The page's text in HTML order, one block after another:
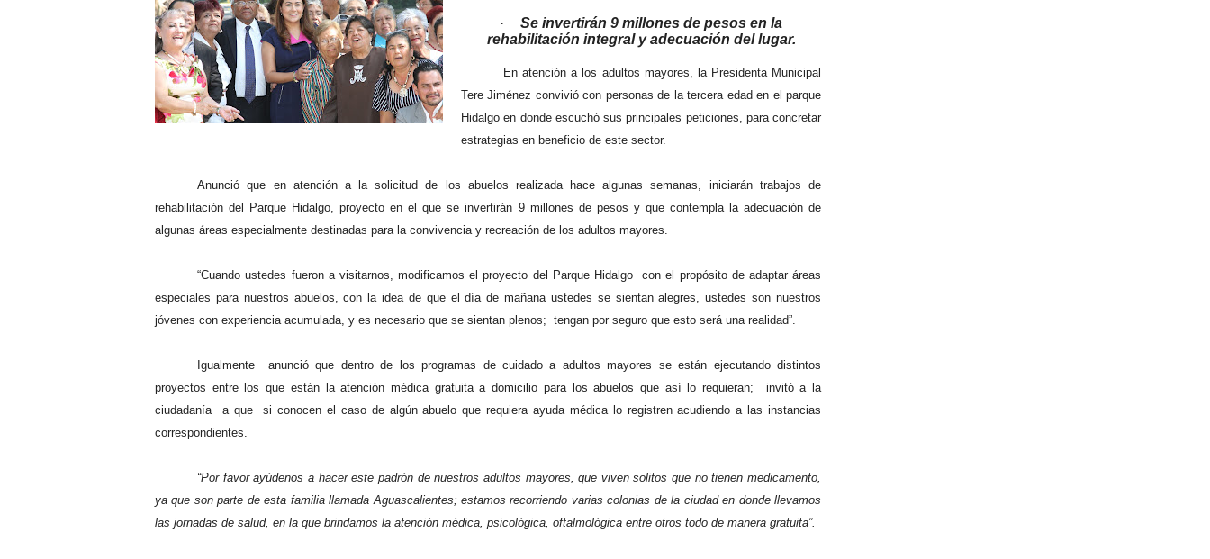
·
Se invertirán 9 millones de pesos en la
rehabilitación integral y adecuación del lugar.
En atención a los adultos mayores, la Presidenta Municipal
Tere Jiménez convivió con personas de la tercera edad en el parque
Hidalgo en donde escuchó sus principales peticiones, para concretar
estrategias en beneficio de este sector.
Anunció que en atención a la solicitud de los abuelos realizada hace algunas semanas, iniciarán trabajos de
rehabilitación del Parque Hidalgo, proyecto en el que se invertirán 9 millones de pesos y que contempla la adecuación de
algunas áreas especialmente destinadas para la convivencia y recreación de los adultos mayores.
“Cuando ustedes fueron a visitarnos, modificamos el proyecto del Parque Hidalgo con el propósito de adaptar áreas
especiales para nuestros abuelos, con la idea de que el día de mañana ustedes se sientan alegres, ustedes son nuestros
jóvenes con experiencia acumulada, y es necesario que se sientan plenos; tengan por seguro que esto será una realidad”.
Igualmente anunció que dentro de los programas de cuidado a adultos mayores se están ejecutando distintos
proyectos entre los que están la atención médica gratuita a domicilio para los abuelos que así lo requieran; invitó a la
ciudadanía a que si conocen el caso de algún abuelo que requiera ayuda médica lo registren acudiendo a las instancias
correspondientes.
“Por favor ayúdenos a hacer este padrón de nuestros adultos mayores, que viven solitos que no tienen medicamento,
ya que son parte de esta familia llamada Aguascalientes; estamos recorriendo varias colonias de la ciudad en donde llevamos
las jornadas de salud, en la que brindamos la atención médica, psicológica, oftalmológica entre otros todo de manera gratuita”.